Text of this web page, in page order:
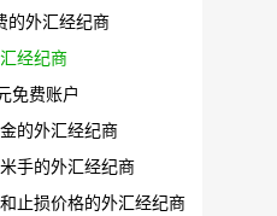
的外汇经纪商
经纪商
免费账户
的外汇经纪商
手的外汇经纪商
止损价格的外汇经纪商